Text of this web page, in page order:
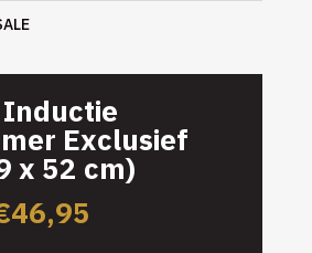
Exclusief
x 52 cm)
46,95